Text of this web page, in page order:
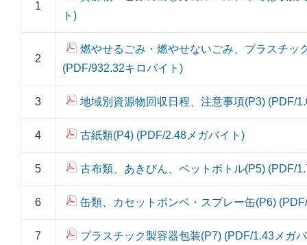
1
ト)
2
燃やせるごみ・燃やせないごみ、プラスチッ
(PDF/932.32キロバイト)
3 地域別資源物回収日程、注意事項(P3) (PDF/
4 古紙類(P4) (PDF/2.48メガバイト)
5 古布類、あきびん、ペットボトル(P5) (PDF/
6 缶類、カセットボンベ・スプレー缶(P6)
7 プラスチック製容器包装(P7) (PDF/1.43メガ